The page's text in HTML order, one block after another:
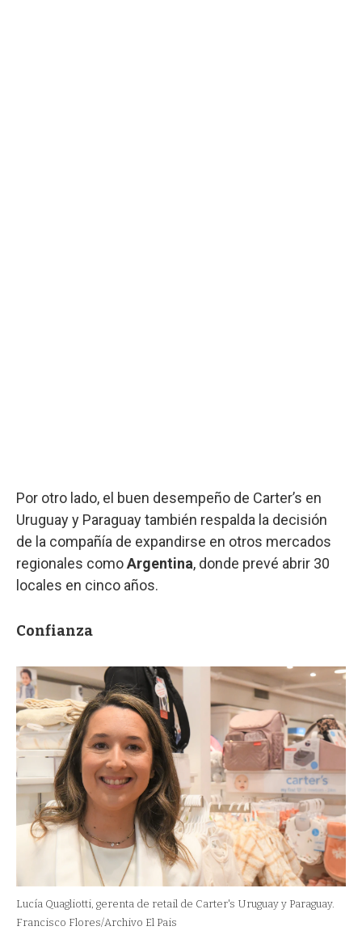
Por otro lado, el buen desempeño de Carter’s en
Uruguay y Paraguay también respalda la decisión
de la compañía de expandirse en otros mercados
regionales comoArgentina, donde prevé abrir 30
locales en cinco años.
Confianza
Lucía Quagliotti, gerenta de retail de Carter's Uruguay y Paraguay.
Francisco Flores/Archivo El Pais